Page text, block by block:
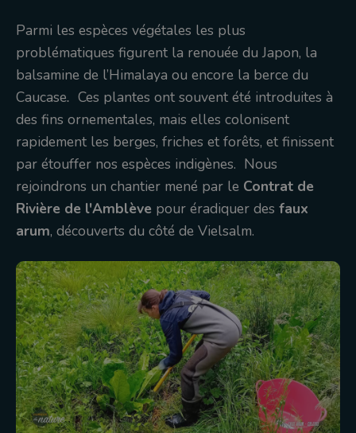
Parmi les espèces végétales les plus
problématiques figurent la renouée du Japon, la
balsamine de l’Himalaya ou encore la berce du
Caucase. Ces plantes ont souvent été introduites à
des fins ornementales, mais elles colonisent
rapidement les berges, friches et forêts, et finissent
par étouffer nos espèces indigènes. Nous
rejoindrons un chantier mené par le Contrat de
Rivière de l'Amblève pour éradiquer des faux
arum, découverts du côté de Vielsalm.